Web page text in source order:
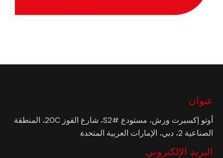
عنوان
أوتو إكسبرت ورش، مستودع #S2، شارع القوز 20C، المنطقة
الصناعية 2، دبي، الإمارات العربية المتحدة
البريد الإلكتروني